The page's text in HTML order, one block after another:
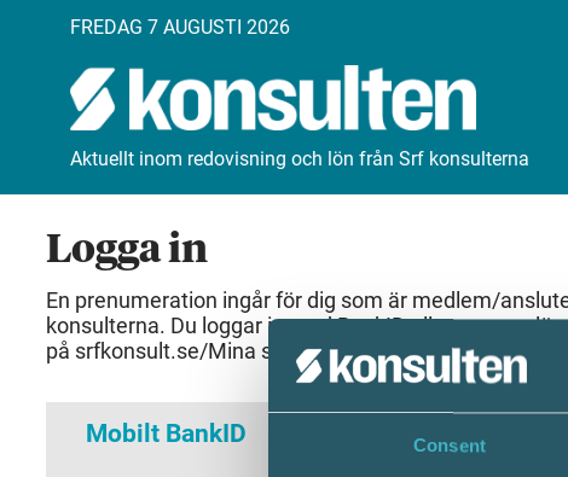
Consent
FREDAG 7 AUGUSTI 2026
Aktuellt inom redovisning och lön från Srf konsulterna
Logga in
En prenumeration ingår för dig som är medlem/
konsulterna. Du loggar in med BankID eller samma
på srfkonsult.se/Mina sidor
Mobilt BankID Lösenord